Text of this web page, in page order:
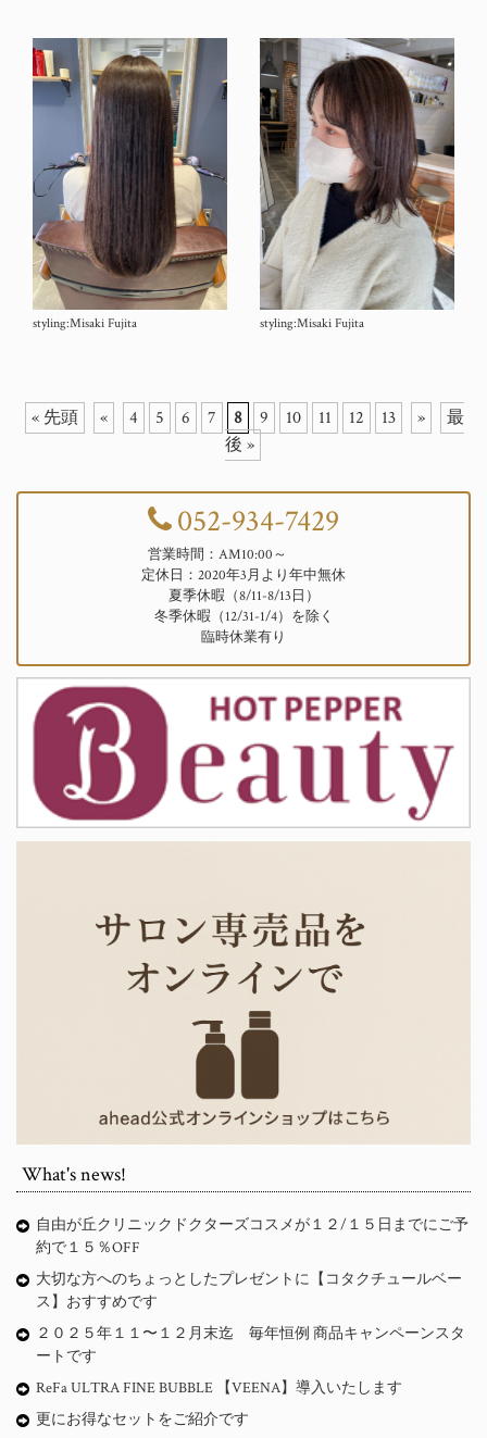
styling:Misaki Fujita styling:Misaki Fujita
« 先頭 « 4 5 6 7 8 9 10 11 12 13 »
最
後 »
052-934-7429
営業時間：AM10:00～
定休日：2020年3月より年中無休
夏季休暇（8/11-8/13日）
冬季休暇（12/31-1/4）を除く
臨時休業有り
What's news!
自由が丘クリニックドクターズコスメが１２/１５日までにご予
約で１５％OFF
大切な方へのちょっとしたプレゼントに【コタクチュールベー
ス】おすすめです
２０２５年１１〜１２月末迄 毎年恒例 商品キャンペーンスタ
ートです
ReFa ULTRA FINE BUBBLE 【VEENA】導入いたします
更にお得なセットをご紹介です